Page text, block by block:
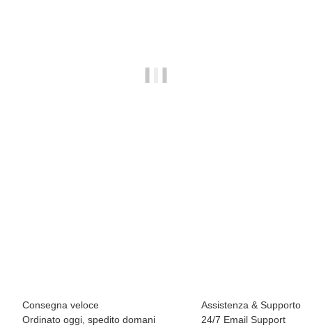
Consegna veloce
Ordinato oggi, spedito domani
Assistenza & Supporto
24/7 Email Support